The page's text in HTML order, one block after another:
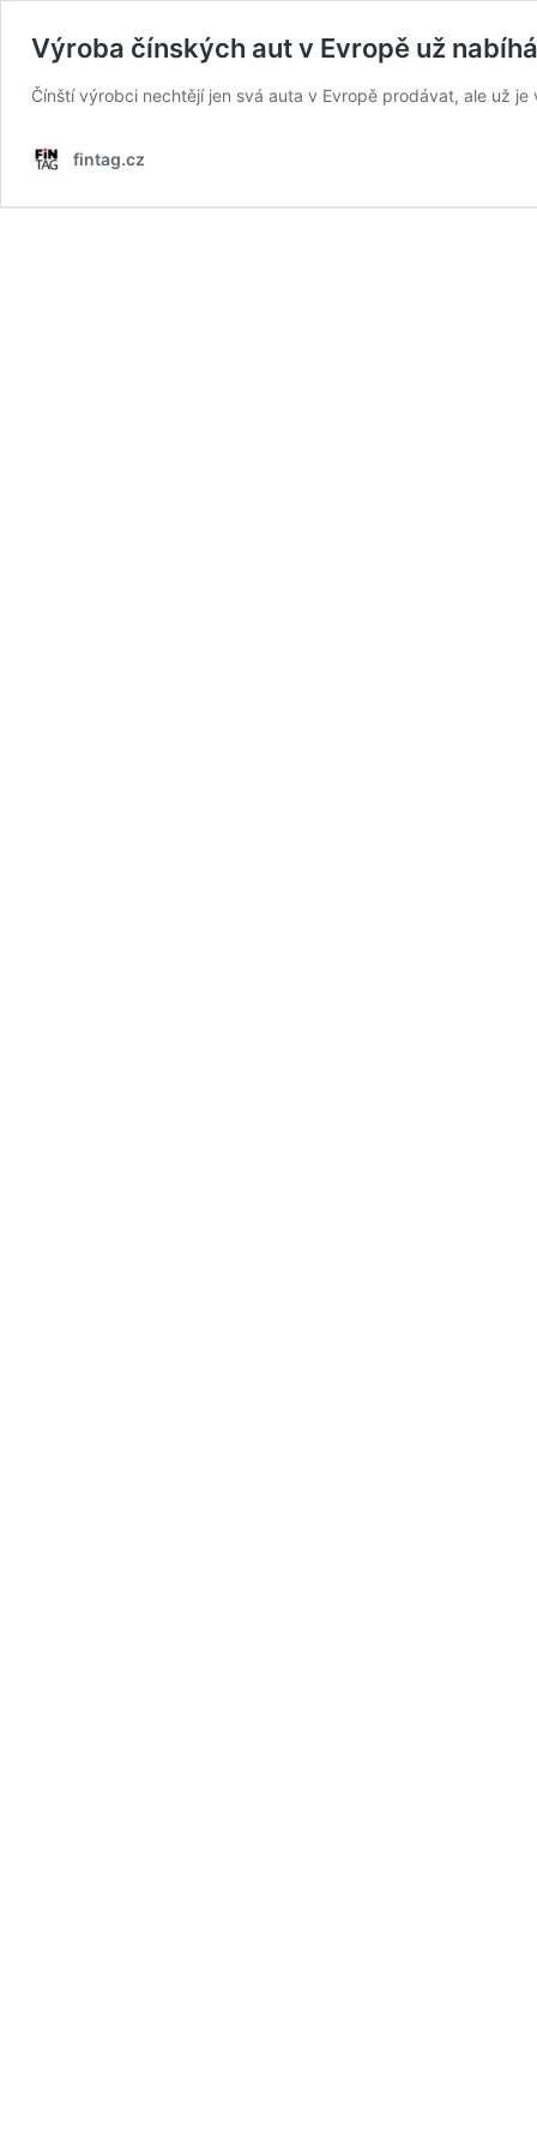
Výroba čínských aut v Evropě už
Čínští výrobci nechtějí jen svá auta v Evropě prodávat, ale už
fintag.cz